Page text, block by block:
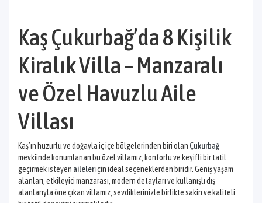
Kaş Çukurbağ’da 8 Kişilik
Kiralık Villa – Manzaralı
ve Özel Havuzlu Aile
Villası
Kaş’ın huzurlu ve doğayla iç içe bölgelerinden biri olan Çukurbağ
mevkiinde konumlanan bu özel villamız, konforlu ve keyifli bir tatil
geçirmek isteyen aileleriçin ideal seçeneklerden biridir. Geniş yaşam
alanları, etkileyici manzarası, modern detayları ve kullanışlı dış
alanlarıyla öne çıkan villamız, sevdiklerinizle birlikte sakin ve kaliteli